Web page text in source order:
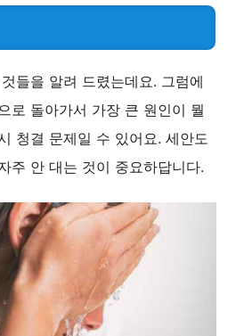
들을 알려 드렸는데요. 그럼에
로 돌아가서 가장 큰 원인이 뭘
청결 문제일 수 있어요. 세안도
주 안 대는 것이 중요하답니다.